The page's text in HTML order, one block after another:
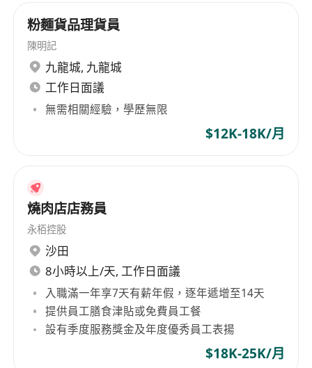
粉麵貨品理貨員
陳明記
九龍城, 九龍城
工作日面議
無需相關經驗，學歷無限
$12K-18K/月
燒肉店店務員
永栢控股
沙田
8小時以上/天, 工作日面議
入職滿一年享7天有薪年假，逐年遞增至14天
提供員工膳食津貼或免費員工餐
設有季度服務獎金及年度優秀員工表揚
$18K-25K/月